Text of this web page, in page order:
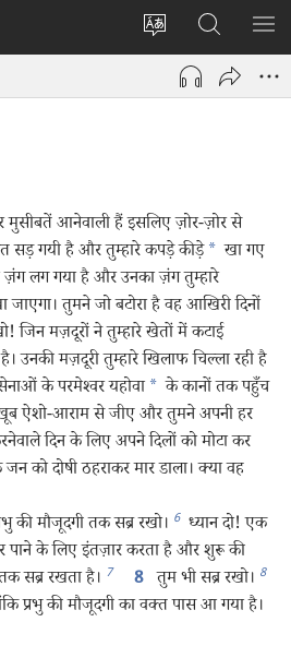
वेबसाइट
भाषा
लॉग-
इन
(opens
JW.ORG
खोजें
मैन्यू
मुसीबतें आनेवाली हैं इसलिए ज़ोर-ज़ोर से
सड़ गयी है और तुम्हारे कपड़े कीड़े * खा गए
ज़ंग लग गया है और उनका ज़ंग तुम्हारे
तुमने जो बटोरा है वह आखिरी दिनों
जिन मज़दूरों ने तुम्हारे खेतों में कटाई
उनकी मज़दूरी तुम्हारे खिलाफ चिल्ला रही है
के परमेश्‍वर यहोवा * के कानों तक पहुँच
ऐशो-आराम से जीए और तुमने अपनी हर
दिन के लिए अपने दिलों को मोटा कर
को दोषी ठहराकर मार डाला। क्या वह
की मौजूदगी तक सब्र रखो। 6 ध्यान दो! एक
पाने के लिए इंतज़ार करता है और शुरू की
सब्र रखता है। 7 8 तुम भी सब्र रखो। 8
प्रभु की मौजूदगी का वक्‍त पास आ गया है।